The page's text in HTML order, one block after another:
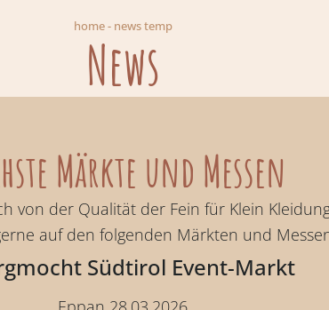
home- news temp
News
Märkte und Messen
der Qualität der Fein für Klein
auf den folgenden Märkten und
Südtirol Event-Markt